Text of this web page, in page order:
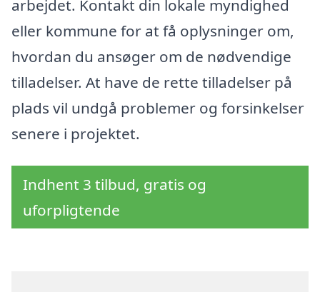
arbejdet. Kontakt din lokale myndighed
eller kommune for at få oplysninger om,
hvordan du ansøger om de nødvendige
tilladelser. At have de rette tilladelser på
plads vil undgå problemer og forsinkelser
senere i projektet.
Indhent 3 tilbud, gratis og
uforpligtende